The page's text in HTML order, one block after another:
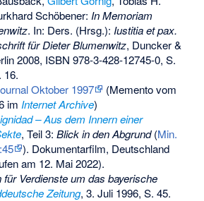
Schöbener: In Memoriam
. In: Ders. (Hrsg.): Iustitia et pax.
für Dieter Blumenwitz, Duncker &
2008, ISBN 978-3-428-12745-0, S.
16.
Oktober 1997 (Mementovom
im Internet Archive)
– Aus dem Innern einer
, Teil 3:Blick in den Abgrund(Min.
). Dokumentarfilm, Deutschland
am 12. Mai 2022).
für Verdienste um das bayerische
Zeitung, 3. Juli 1996, S. 45.